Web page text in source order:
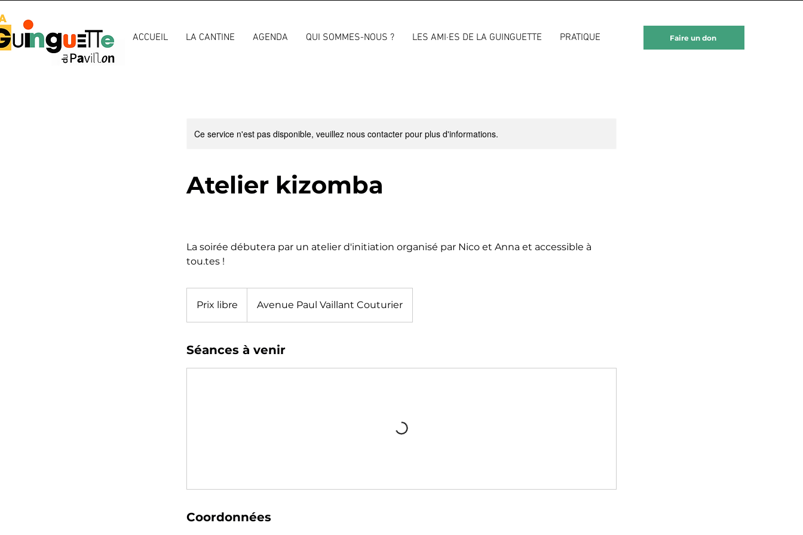
ACCUEIL LA CANTINE AGENDA QUI SOMMES-NOUS ? LES AMI·ES DE LA GUINGUETTE PRATIQUE Faire un don
Ce service n'est pas disponible, veuillez nous contacter pour plus d'informations.
Atelier kizomba
La soirée débutera par un atelier d'initiation organisé par Nico et Anna et accessible à
tou.tes !
Prix libre Avenue Paul Vaillant Couturier
Séances à venir
Coordonnées